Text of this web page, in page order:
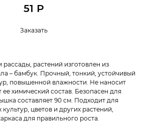
51 Р
Заказать
растений изготовлен из
– бамбук. Прочный, тонкий, устойчивый
повышенной влажности. Не наносит
ее химический состав. Безопасен для
составляет 90 см. Подходит для
цветов и других растений,
для правильного роста.